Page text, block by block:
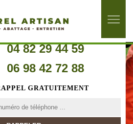
04 82 29 44 59
06 98 42 72 88
GRATUITEMENT